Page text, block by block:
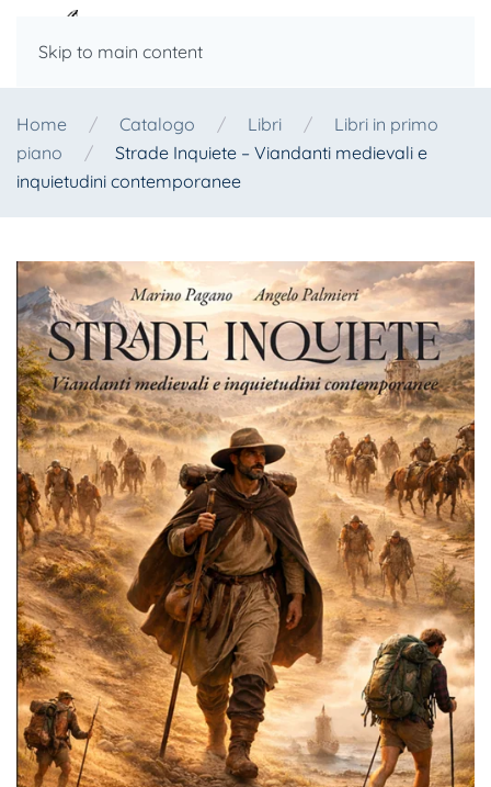
Skip to main content
Home Catalogo Libri
Libri in primo
piano
Strade Inquiete – Viandanti medievali e
inquietudini contemporanee